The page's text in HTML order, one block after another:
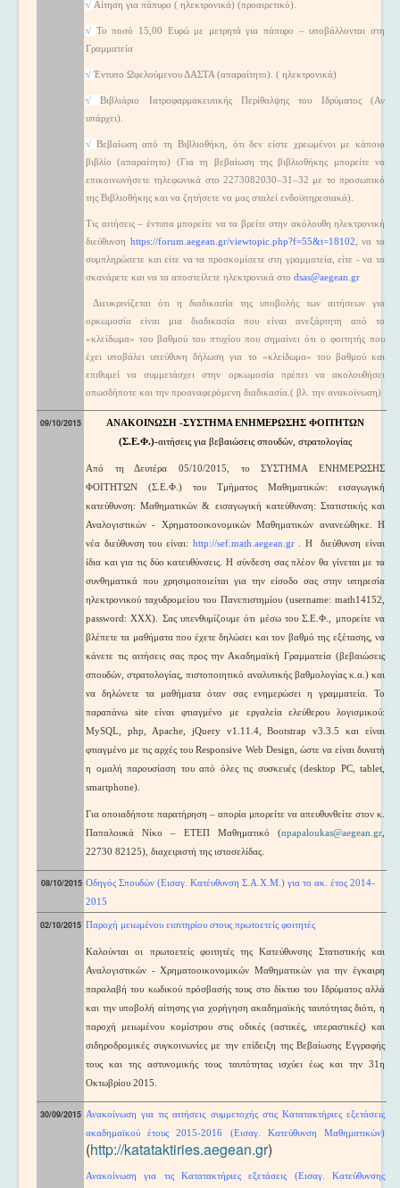
√ Αίτηση για πάπυρο ( ηλεκτρονικά) (προαιρετικό).
√ Το ποσό 15,00 Ευρώ με μετρητά για πάπυρο – υποβάλλονται στη
Γραμματεία
√Έντυπο Ωφελούμενου ΔΑΣΤΑ (απαραίτητο). ( ηλεκτρονικά)
√Βιβλιάριο Ιατροφαρμακευτικής Περίθαλψης του Ιδρύματος (Αν
υπάρχει).
√ Βεβαίωση από τη Βιβλιοθήκη, ότι δεν είστε χρεωμένοι με κάποιο
βιβλίο (απαραίτητο) (Για τη βεβαίωση της βιβλιοθήκης μπορείτε να
επικοινωνήσετε τηλεφωνικά στο 2273082030–31–32 με το προσωπικό
της Βιβλιοθήκης και να ζητήσετε να μας σταλεί ενδοϋπηρεσιακά).
Τις αιτήσεις – έντυπα μπορείτε να τα βρείτε στην ακόλουθη ηλεκτρονική
διεύθυνση https://forum.aegean.gr/viewtopic.php?f=55&t=18102 , να τα
συμπληρώσετε και είτε να τα προσκομίσετε στη γραμματεία, είτε - να τα
σκανάρετε και να τα αποστείλετε ηλεκτρονικά στo dsas@aegean.gr
Διευκρινίζεται ότι η διαδικασία της υποβολής των αιτήσεων για
ορκωμοσία είναι μια διαδικασία που είναι ανεξάρτητη από το
«κλείδωμα» του βαθμού του πτυχίου που σημαίνει ότι ο φοιτητής που
έχει υποβάλει υπεύθυνη δήλωση για το «κλείδωμα» του βαθμού και
επιθυμεί να συμμετάσχει στην ορκωμοσία πρέπει να ακολουθήσει
οπωσδήποτε και την προαναφερόμενη διαδικασία.( βλ. την ανακοίνωση)
09/10/2015
ΑΝΑΚΟΙΝΩΣΗ -ΣΥΣΤΗΜΑ ΕΝΗΜΕΡΩΣΗΣ ΦΟΙΤΗΤΩΝ
(Σ.Ε.Φ.)-αιτήσεις για βεβαιώσεις σπουδών, στρατολογίας
Από τη Δευτέρα 05/10/2015, το ΣΥΣΤΗΜΑ ΕΝΗΜΕΡΩΣΗΣ
ΦΟΙΤΗΤΩΝ (Σ.Ε.Φ.) του Τμήματος Μαθηματικών: εισαγωγική
κατεύθυνση: Μαθηματικών & εισαγωγική κατεύθυνση: Στατιστικής και
Αναλογιστικών - Χρηματοοικονομικών Μαθηματικών ανανεώθηκε. Η
νέα διεύθυνση του είναι: http://sef.math.aegean.gr
. Η διεύθυνση είναι
ίδια και για τις δύο κατευθύνσεις. Η σύνδεση σας πλέον θα γίνεται με τα
συνθηματικά που χρησιμοποιείται για την είσοδο σας στην υπηρεσία
ηλεκτρονικού ταχυδρομείου του Πανεπιστημίου (username: math14152,
password: XXX). Σας υπενθυμίζουμε ότι μέσω του Σ.Ε.Φ., μπορείτε να
βλέπετε τα μαθήματα που έχετε δηλώσει και τον βαθμό της εξέτασης, να
κάνετε τις αιτήσεις σας προς την Ακαδημαϊκή Γραμματεία (βεβαιώσεις
σπουδών, στρατολογίας, πιστοποιητικό αναλυτικής βαθμολογίας κ.α.) και
να δηλώνετε τα μαθήματα όταν σας ενημερώσει η γραμματεία. Το
παραπάνω site είναι φτιαγμένο με εργαλεία ελεύθερου λογισμικού:
MySQL, php, Apache, jQuery v1.11.4, Bootstrap v3.3.5 και είναι
φτιαγμένο με τις αρχές του Responsive Web Design, ώστε να είναι δυνατή
η ομαλή παρουσίαση του από όλες τις συσκευές (desktop PC, tablet,
smartphone).
Για οποιαδήποτε παρατήρηση – απορία μπορείτε να απευθυνθείτε στον κ.
Παπαλουκά Νίκο – ΕΤΕΠ Μαθηματικό (npapaloukas@aegean.gr
22730 82125), διαχειριστή της ιστοσελίδας.
08/10/2015 Οδηγός Σπουδών (Εισαγ. Κατέυθυνση Σ.Α.Χ.Μ.) για το ακ. έτος 2014-
2015
02/10/2015 Παροχή μειωμένου εισιτηρίου στους πρωτοετείς φοιτητές
Καλούνται οι πρωτοετείς φοιτητές της Κατεύθυνσης Στατιστικής και
Αναλογιστικών - Χρηματοοικονομικών Μαθηματικών για την έγκαιρη
παραλαβή του κωδικού πρόσβασής τους στο δίκτυο του Ιδρύματος αλλά
και την υποβολή αίτησης για χορήγηση ακαδημαϊκής ταυτότητας διότι, η
παροχή μειωμένου κομίστρου στις οδικές (αστικές, υπεραστικές) και
σιδηροδρομικές συγκοινωνίες με την επίδειξη της Βεβαίωσης Εγγραφής
τους και της αστυνομικής τους ταυτότητας ισχύει έως και την 31η
Οκτωβρίου 2015.
30/09/2015 Ανακοίνωση για τις αιτήσεις συμμετοχής στις Κατατακτήριες εξετάσεις
ακαδημαϊκού έτους 2015-2016 (Εισαγ. Κατεύθυνση Μαθηματικών)
(http://katataktiries.aegean.gr)
Ανακοίνωση για τις Κατατακτήριες εξετάσεις (Εισαγ. Κατεύθυνσης